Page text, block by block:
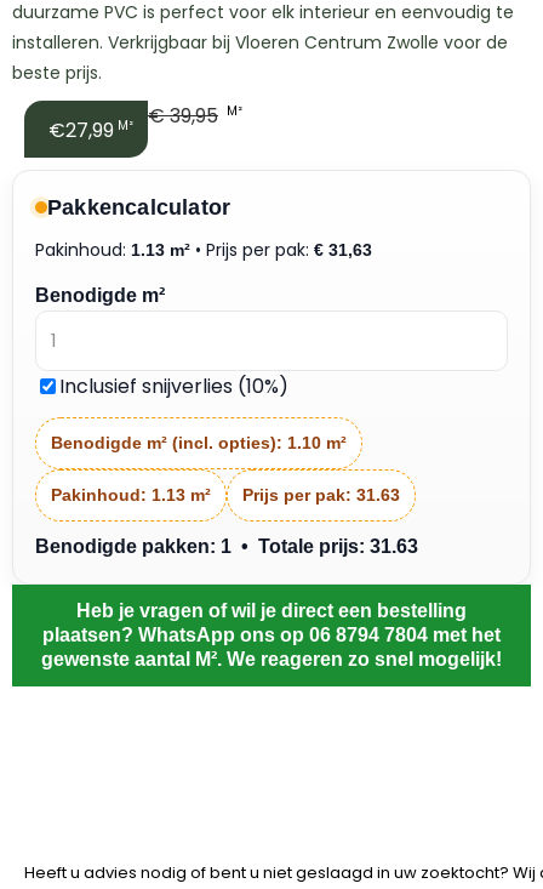
duurzame PVC is perfect voor elk interieur en eenvoudig te
installeren. Verkrijgbaar bij Vloeren Centrum Zwolle voor de
beste prijs.
€27,99 M² €39,95 M²
Pakkencalculator
Pakinhoud: 1.13 m² • Prijs per pak: € 31,63
Benodigde m²
Inclusief snijverlies (10%)
Benodigde m² (incl. opties): 1.10 m²
Pakinhoud: 1.13 m² Prijs per pak: 31.63
Benodigde pakken: 1 • Totale prijs: 31.63
Heb je vragen of wil je direct een bestelling
plaatsen? WhatsApp ons op 06 8794 7804 met het
gewenste aantal M². We reageren zo snel mogelijk!
Heeft u advies nodig of bent u niet geslaagd in uw zoektocht?